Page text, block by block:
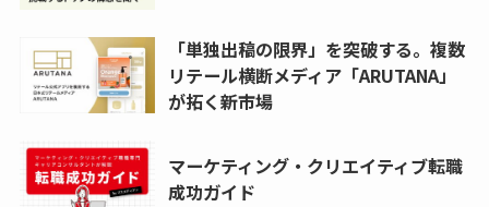
「単独出稿の限界」を突破する。複数
リテール横断メディア「ARUTANA」
が拓く新市場
マーケティング・クリエイティブ転職
成功ガイド